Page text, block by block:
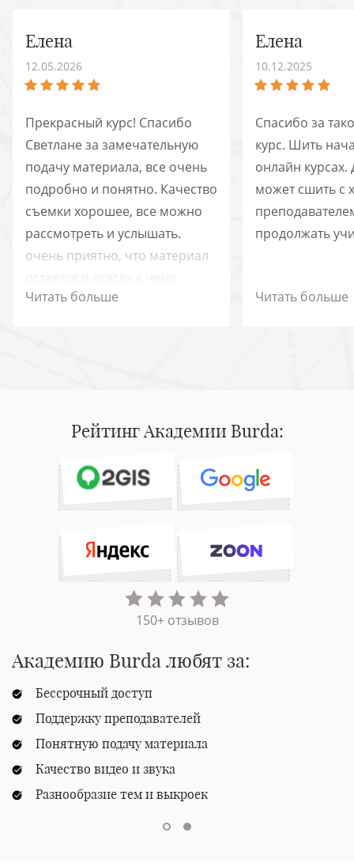
Елена
12.05.2026
Прекрасный курс! Спасибо
Светлане за замечательную
подачу материала, все очень
подробно и понятно. Качество
съемки хорошее, все можно
рассмотреть и услышать.
очень приятно, что материал
можно вернуться и
Читать больше
Елена
10.12.2025
Спасибо за
курс. Шить
онлайн
может сшить с
продолжать
Читать больше
Рейтинг Академии Burda:
150+ отзывов
Академию Burda любят за:
Бессрочный доступ
Поддержку преподавателей
Понятную подачу материала
Качество видео и звука
Разнообразие тем и выкроек